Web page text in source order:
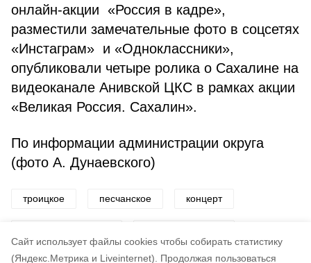
Cайт использует файлы cookies чтобы собирать статистику
(Яндекс.Метрика и Liveinternet).
Продолжая пользоваться
онлайн-акции «Россия в кадре»,
разместили замечательные фото в соцсетях
«Инстаграм» и «Одноклассники»,
опубликовали четыре ролика о Сахалине на
видеоканале Анивской ЦКС в рамках акции
«Великая Россия. Сахалин».
По информации администрации округа
(фото А. Дунаевского)
троицкое песчанское концерт